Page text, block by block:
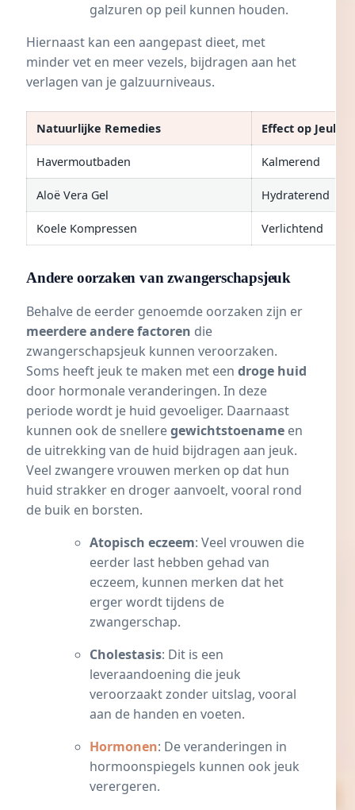
galzuren op peil kunnen houden.
Hiernaast kan een aangepast dieet, met
minder vet en meer vezels, bijdragen aan het
verlagen van je galzuurniveaus.
Natuurlijke Remedies Effect op Jeuk
Havermoutbaden Kalmerend
Aloë Vera Gel Hydraterend
Koele Kompressen Verlichtend
Andere oorzaken van zwangerschapsjeuk
Behalve de eerder genoemde oorzaken zijn er
meerdere andere factoren die
zwangerschapsjeuk kunnen veroorzaken.
Soms heeft jeuk te maken met een droge huid
door hormonale veranderingen. In deze
periode wordt je huid gevoeliger. Daarnaast
kunnen ook de snelleregewichtstoename en
de uitrekking van de huid bijdragen aan jeuk.
Veel zwangere vrouwen merken op dat hun
huid strakker en droger aanvoelt, vooral rond
de buik en borsten.
Atopisch eczeem: Veel vrouwen die
eerder last hebben gehad van
eczeem, kunnen merken dat het
erger wordt tijdens de
zwangerschap.
Cholestasis: Dit is een
leveraandoening die jeuk
veroorzaakt zonder uitslag, vooral
aan de handen en voeten.
Hormonen: De veranderingen in
hormoonspiegels kunnen ook jeuk
verergeren.